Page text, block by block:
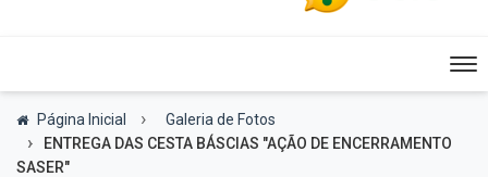
Página Inicial
Galeria de Fotos
ENTREGA DAS CESTA BÁSCIAS "AÇÃO DE ENCERRAMENTO
SASER"